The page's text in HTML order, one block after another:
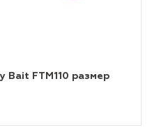
Bait FTM110 размер